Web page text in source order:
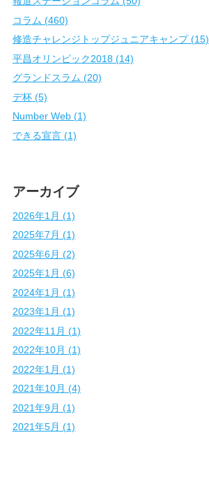
コラム (460)
修造チャレンジトップジュニアキャンプ (15)
平昌オリンピック2018 (14)
グランドスラム (20)
デ杯 (5)
Number Web (1)
できる宣言 (1)
アーカイブ
2026年1月 (1)
2025年7月 (1)
2025年6月 (2)
2025年1月 (6)
2024年1月 (1)
2023年1月 (1)
2022年11月 (1)
2022年10月 (1)
2022年1月 (1)
2021年10月 (4)
2021年9月 (1)
2021年5月 (1)